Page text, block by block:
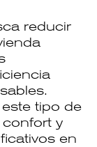
reducir
tipo de
y
en